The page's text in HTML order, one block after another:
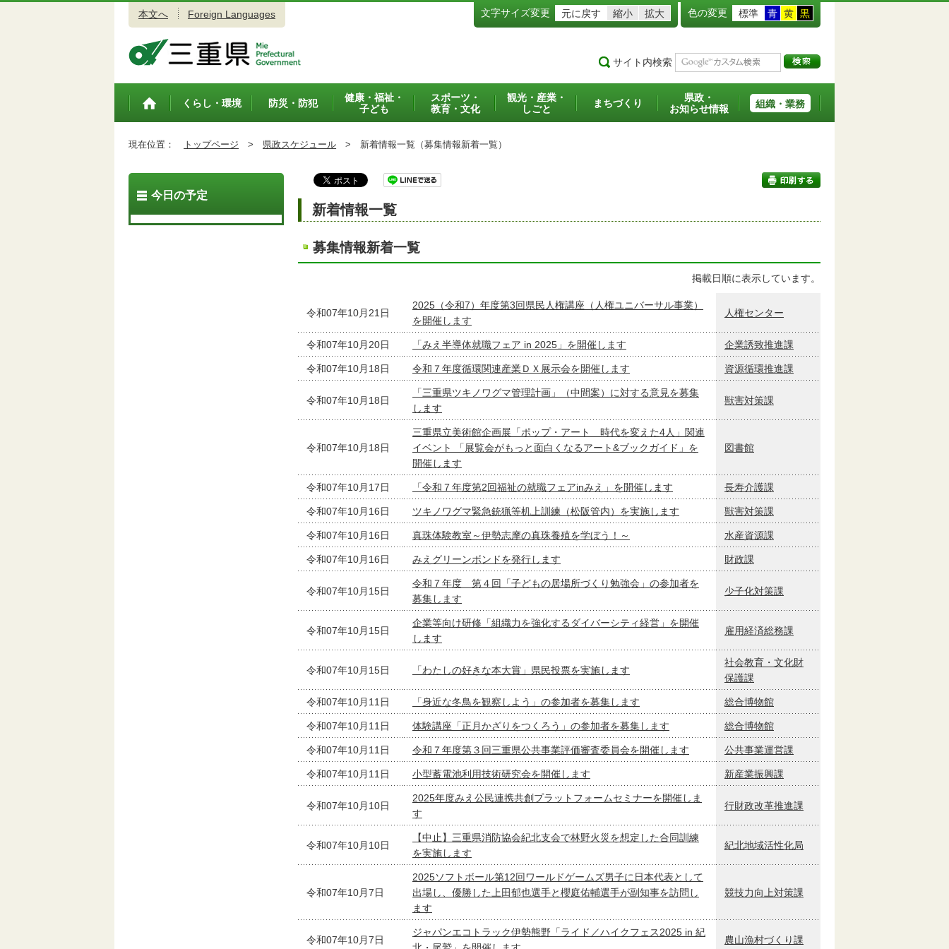
本文へ Foreign Languages 文字サイズ変更 元に戻す 縮小 拡大 色の変更 標準 青 黄 黒
サイト内検索
トップペ
くらし・環境 防災・防犯
健康・福祉・
子ども
スポーツ・
教育・文化
観光・産業・
しごと
まちづくり
県政・
お知らせ情報
組織・業務
現在位置： トップページ > 県政スケジュール > 新着情報一覧（募集情報新着一覧）
新着情報一覧
募集情報新着一覧
掲載日順に表示しています。
令和07年10月21日
2025（令和7）年度第3回県民人権講座（人権ユニバーサル事業）
を開催します
人権センター
令和07年10月20日 「みえ半導体就職フェア in 2025」を開催します 企業誘致推進課
令和07年10月18日 令和７年度循環関連産業ＤＸ展示会を開催します 資源循環推進課
令和07年10月18日
「三重県ツキノワグマ管理計画」（中間案）に対する意見を募集
します
獣害対策課
令和07年10月18日
三重県立美術館企画展「ポップ・アート 時代を変えた4人」関連
イベント 「展覧会がもっと面白くなるアート&ブックガイド」を
開催します
図書館
令和07年10月17日 「令和７年度第2回福祉の就職フェアinみえ」を開催します 長寿介護課
令和07年10月16日 ツキノワグマ緊急銃猟等机上訓練（松阪管内）を実施します 獣害対策課
令和07年10月16日 真珠体験教室～伊勢志摩の真珠養殖を学ぼう！～ 水産資源課
令和07年10月16日 みえグリーンボンドを発行します 財政課
令和07年10月15日
令和７年度 第４回「子どもの居場所づくり勉強会」の参加者を
募集します
少子化対策課
令和07年10月15日
企業等向け研修「組織力を強化するダイバーシティ経営」を開催
します
雇用経済総務課
令和07年10月15日 「わたしの好きな本大賞」県民投票を実施します
社会教育・文化財
保護課
令和07年10月11日 「身近な冬鳥を観察しよう」の参加者を募集します 総合博物館
令和07年10月11日 体験講座「正月かざりをつくろう」の参加者を募集します 総合博物館
令和07年10月11日 令和７年度第３回三重県公共事業評価審査委員会を開催します 公共事業運営課
令和07年10月11日 小型蓄電池利用技術研究会を開催します 新産業振興課
令和07年10月10日
2025年度みえ公民連携共創プラットフォームセミナーを開催しま
す
行財政改革推進課
令和07年10月10日
【中止】三重県消防協会紀北支会で林野火災を想定した合同訓練
を実施します
紀北地域活性化局
令和07年10月7日
2025ソフトボール第12回ワールドゲームズ男子に日本代表として
出場し、優勝した上田郁也選手と櫻庭佑輔選手が副知事を訪問し
ます
競技力向上対策課
令和07年10月7日
ジャパンエコトラック伊勢熊野「ライド／ハイクフェス2025 in 紀
農山漁村づくり課
今日の予定